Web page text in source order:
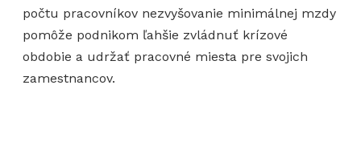
počtu pracovníkov nezvyšovanie minimálnej mzdy
pomôže podnikom ľahšie zvládnuť krízové
obdobie a udržať pracovné miesta pre svojich
zamestnancov.